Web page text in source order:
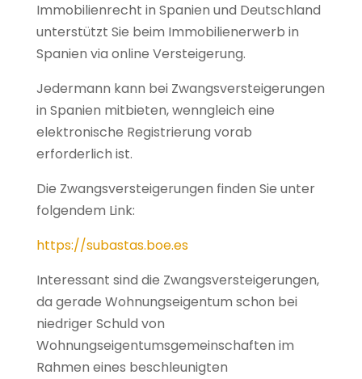
Immobilienrecht in Spanien und Deutschland
unterstützt Sie beim Immobilienerwerb in
Spanien via online Versteigerung.
Jedermann kann bei Zwangsversteigerungen
in Spanien mitbieten, wenngleich eine
elektronische Registrierung vorab
erforderlich ist.
Die Zwangsversteigerungen finden Sie unter
folgendem Link:
https://subastas.boe.es
Interessant sind die Zwangsversteigerungen,
da gerade Wohnungseigentum schon bei
niedriger Schuld von
Wohnungseigentumsgemeinschaften im
Rahmen eines beschleunigten